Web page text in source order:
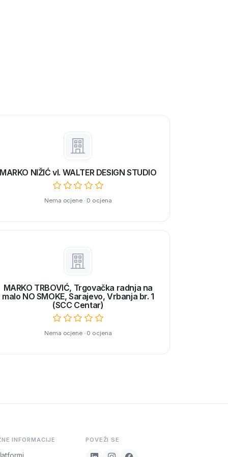
MARKO NIŽIĆ vl. WALTER DESIGN STUDIO
Nema ocjene · 0 ocjena
MARKO TRBOVIĆ, Trgovačka radnja na
malo NO SMOKE, Sarajevo, Vrbanja br. 1
(SCC Centar)
Nema ocjene · 0 ocjena
INFORMACIJE POVEŽI SE